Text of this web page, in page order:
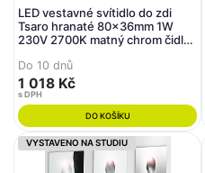
LED vestavné svítidlo do zdi
Tsaro hranaté 80x36mm 1W
230V 2700K matný chrom čidlo
Do 10 dnů
1 018 Kč
s DPH
DO KOŠÍKU
VYSTAVENO NA STUDIU